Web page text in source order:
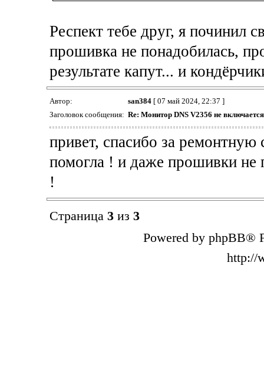
Респект тебе друг, я починил
прошивка не понадобилась,
результате капут... и
Автор: san384[ 07 май 2024, 22:37 ]
Заголовок сообщения: Re: Монитор DNS V2356 не включается
привет, спасибо за
помогла ! и даже прошивки не
!
Страница 3из 3
Powered by phpBB®
http://